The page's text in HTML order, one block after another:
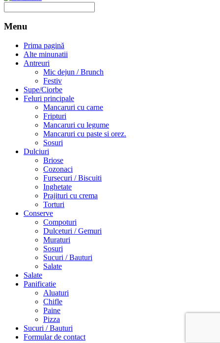
Menu
Prima pagină
Alte minunatii
Antreuri
Mic dejun / Brunch
Festiv
Supe/Ciorbe
Feluri principale
Mancaruri cu carne
Fripturi
Mancaruri cu legume
Mancaruri cu paste si orez.
Sosuri
Dulciuri
Briose
Cozonaci
Fursecuri / Biscuiti
Inghetate
Prajituri cu crema
Torturi
Conserve
Compoturi
Dulceturi / Gemuri
Muraturi
Sosuri
Sucuri / Bauturi
Salate
Salate
Panificatie
Aluaturi
Chifle
Paine
Pizza
Sucuri / Bauturi
Formular de contact